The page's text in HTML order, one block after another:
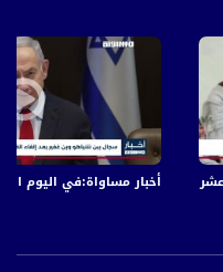
أخبار مساواة:في اليوم الـ152 من العدوان: عشرات الشهداء والجرحى في قصف الاحتلال المتواصل على قطاع غزة